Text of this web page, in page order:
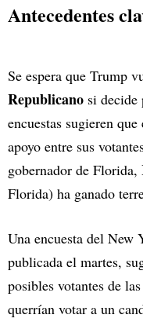
Antecedentes
Se espera que Trump
Republicano si decide
encuestas sugieren
apoyo entre sus
gobernador de Florida,
Florida) ha ganado
Una encuesta del New
publicada el martes,
posibles votantes de
querrían votar a un